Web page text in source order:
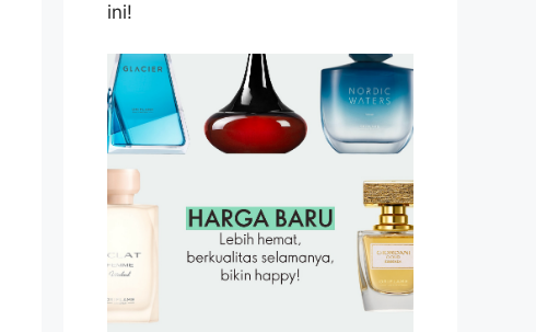
ini!